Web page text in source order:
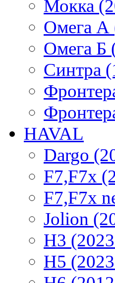
Мокка
Омега А
Омега Б
Синтра
HAVAL
Dargo
F7,F7x
F7,F7x
Jolion
H3
H5